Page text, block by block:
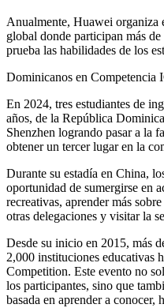
Anualmente, Huawei
global donde participan más
prueba las habilidades de los
Dominicanos en Competencia
En 2024, tres estudiantes de
años, de la República
Shenzhen logrando pasar a la
obtener un tercer lugar en la
Durante su estadía en China,
oportunidad de sumergirse en
recreativas, aprender más
otras delegaciones y visitar la
Desde su inicio en 2015, más
2,000 instituciones educativas
Competition. Este evento no
los participantes, sino que
basada en aprender a conocer,